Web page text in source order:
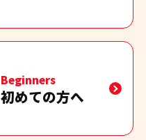
Beginners
初めての方へ